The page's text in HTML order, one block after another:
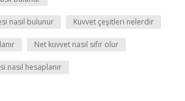
nasıl bulunur Kuvvet çeşitleri nelerdir
Net kuvvet nasıl sıfır olur
nasıl hesaplanır